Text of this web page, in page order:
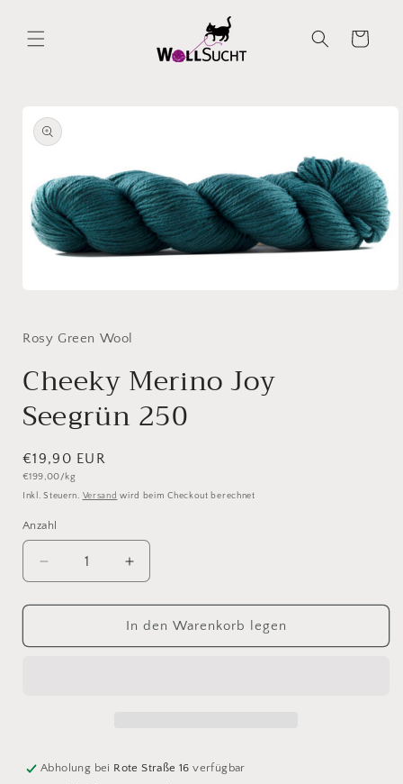
Inhalt
Warenkorb
Modal
öffnen
Rosy Green Wool
Cheeky Merino Joy
Seegrün 250
Normaler
Preis
€19,90 EUR
Grundpreis
€199,00/kg
Inkl. Steuern. Versand wird beim Checkout berechnet
Anzahl
Anzahl
Verringere
die
Menge
Cheeky
Erhöhe
die
Menge
für
Cheeky
In den Warenkorb legen
Abholung bei Rote Straße 16 verfügbar